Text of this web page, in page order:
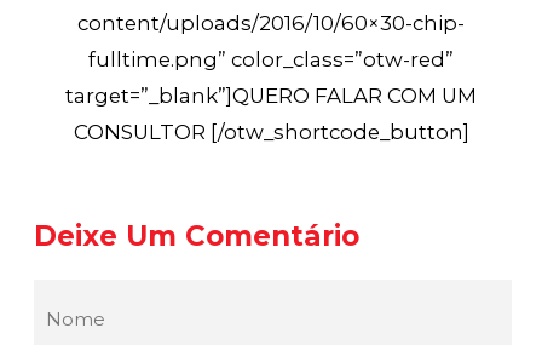
content/uploads/2016/10/60×30-chip-
fulltime.png” color_class=”otw-red”
target=”_blank”]QUERO FALAR COM UM
CONSULTOR [/otw_shortcode_button]
Deixe Um Comentário